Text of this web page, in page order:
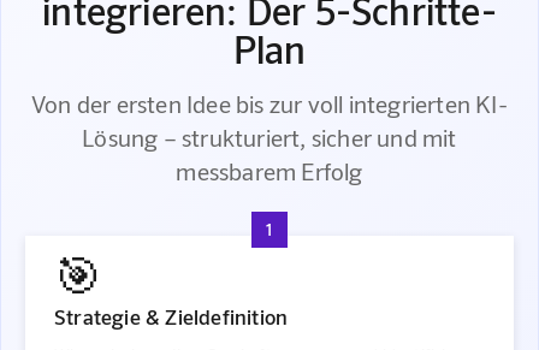
integrieren: Der 5-Schritte-
Plan
Von der ersten Idee bis zur voll integrierten KI-
Lösung – strukturiert, sicher und mit
messbarem Erfolg
1
🎯
Strategie & Zieldefinition